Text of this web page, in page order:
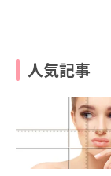
人気記事